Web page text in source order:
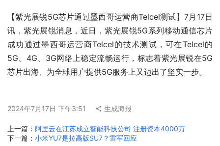
【紫光展锐5G芯片通过墨西哥运营商Telcel测试】7月17日
讯，紫光展锐消息，近日，紫光展锐5G系列移动通信芯片
成功通过墨西哥运营商Telcel的技术测试，可在Telcel的
5G、4G、3G网络上稳定流畅运行，标志着紫光展锐在5G
芯片出海、为全球用户提供5G服务上又迈出了坚实一步。
2024年7月17日 下午3:51 生成海报
上一篇： 阿里云在江苏成立智能科技公司 注册资本4000万
下一篇： 小米YU7是拉高版SU7？雷军回应